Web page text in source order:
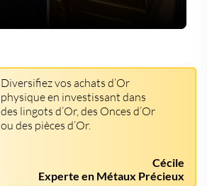
Diversifiez vos achats d’Or
physique en investissant dans
des lingots d’Or, des Onces d’Or
ou des pièces d’Or.
Cécile
Experte en Métaux Précieux